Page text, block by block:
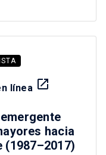
línea launch
hacia
(1987–2017)